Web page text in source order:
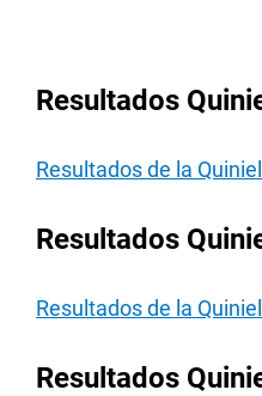
Resultados
Resultados de la
Resultados
Resultados de la
Resultados